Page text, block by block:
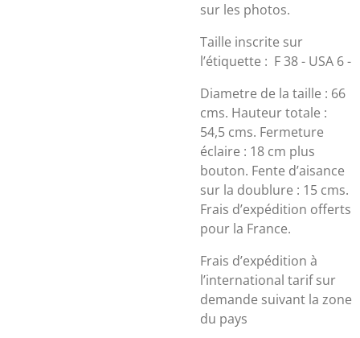
sur les photos.
Taille inscrite sur
l’étiquette : F 38 - USA 6 -
Diametre de la taille : 66
cms. Hauteur totale :
54,5 cms. Fermeture
éclaire : 18 cm plus
bouton. Fente d’aisance
sur la doublure : 15 cms.
Frais d’expédition offerts
pour la France.
Frais d’expédition à
l’international tarif sur
demande suivant la zone
du pays